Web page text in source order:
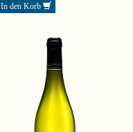
In den Korb